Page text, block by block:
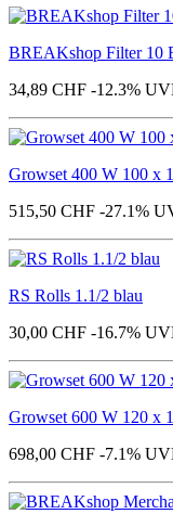
BREAKshop Filter 10
34,89 CHF -12.3%
Growset 400 W 100 x
515,50 CHF -27.1%
RS Rolls 1.1/2 blau
30,00 CHF -16.7%
Growset 600 W 120 x
698,00 CHF -7.1%